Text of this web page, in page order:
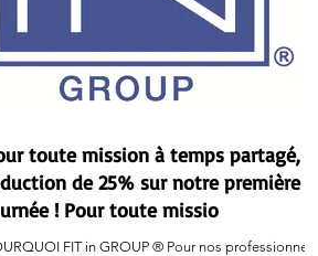
toute mission à temps partagé,
de 25% sur notre première
journée ! Pour toute missio
FIT in GROUP ® Pour nos professionnels :